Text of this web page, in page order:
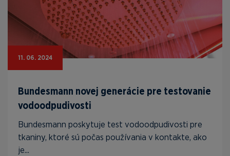
11. 06. 2024
Bundesmann novej generácie pre testovanie
vodoodpudivosti
Bundesmann poskytuje test vodoodpudivosti pre
tkaniny, ktoré sú počas používania v kontakte, ako
je...